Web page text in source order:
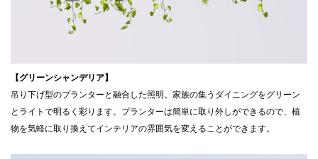
【グリーンシャンデリア】
吊り下げ型のプランターと融合した照明。家族の集うダイニングをグリーン
とライトで明るく彩ります。プランターは簡単に取り外しができるので、植
物を気軽に取り換えてインテリアの雰囲気を変えることができます。